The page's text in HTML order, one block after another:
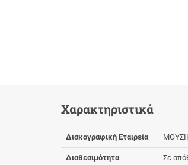
Χαρακτηριστικά
Δισκογραφική Εταιρεία
Διαθεσιμότητα Σε